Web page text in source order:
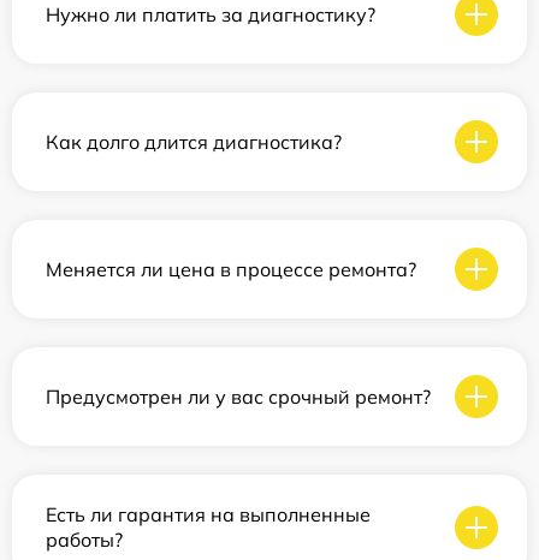
Нужно ли платить за диагностику?
Как долго длится диагностика?
Меняется ли цена в процессе ремонта?
Предусмотрен ли у вас срочный ремонт?
Есть ли гарантия на выполненные
работы?